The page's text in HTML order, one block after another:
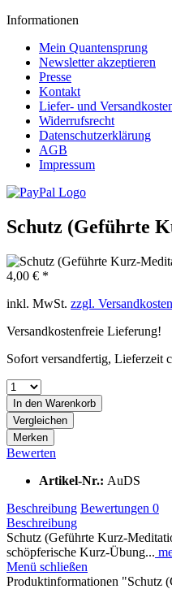
Informationen
Mein Quantensprung
Newsletter akzeptieren
Presse
Kontakt
Liefer- und
Widerrufsrecht
Datenschutzerklärung
AGB
Impressum
Schutz (Geführte
4,00 € *
inkl. MwSt. zzgl. Versandkosten
Versandkostenfreie Lieferung!
Sofort versandfertig, Lieferzeit
In den Warenkorb
Vergleichen
Merken
Bewerten
Artikel-Nr.: AuDS
Beschreibung Bewertungen 0
Beschreibung
Schutz (Geführte Kurz-
schöpferische Kurz-Übung...
Menü schließen
Produktinformationen "Schutz